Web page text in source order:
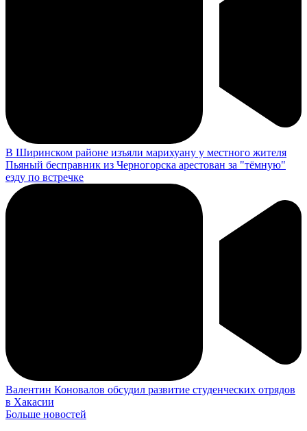
В Ширинском районе изъяли марихуану у местного жителя
Пьяный бесправник из Черногорска арестован за "тёмную"
езду по встречке
Валентин Коновалов обсудил развитие студенческих отрядов
в Хакасии
Больше новостей